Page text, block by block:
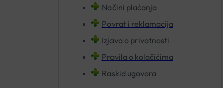
Načini plaćanja
Povrat i reklamacija
Izjava o privatnosti
Pravila o kolačićima
Raskid ugovora